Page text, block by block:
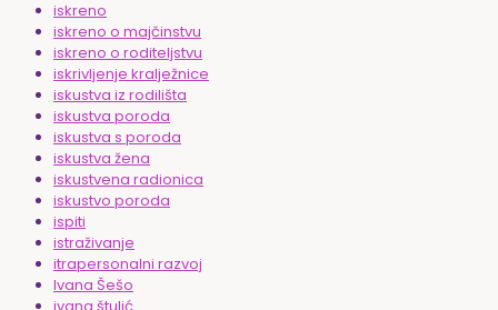
iskreno
iskreno o majčinstvu
iskreno o roditeljstvu
iskrivljenje kralježnice
iskustva iz rodilišta
iskustva poroda
iskustva s poroda
iskustva žena
iskustvena radionica
iskustvo poroda
ispiti
istraživanje
itrapersonalni razvoj
Ivana Šešo